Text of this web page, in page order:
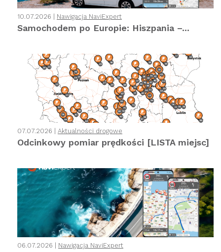
10.07.2026 | Nawigacja NaviExpert
Samochodem po Europie: Hiszpania –...
07.07.2026 | Aktualności drogowe
Odcinkowy pomiar prędkości [LISTA miejsc]
06.07.2026 | Nawigacja NaviExpert